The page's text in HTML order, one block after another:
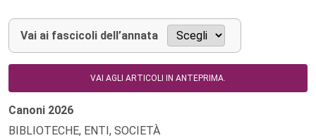
Vai ai fascicoli dell’annata
VAI AGLI ARTICOLI IN ANTEPRIMA.
Canoni 2026
BIBLIOTECHE, ENTI, SOCIETÀ